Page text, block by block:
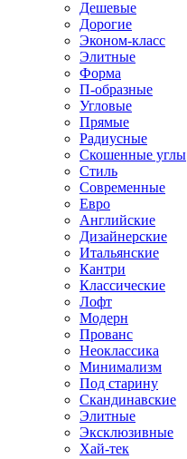
Дешевые
Дорогие
Эконом-класс
Элитные
Форма
П-образные
Угловые
Прямые
Радиусные
Скошенные углы
Стиль
Современные
Евро
Английские
Дизайнерские
Итальянские
Кантри
Классические
Лофт
Модерн
Прованс
Неоклассика
Минимализм
Под старину
Скандинавские
Элитные
Эксклюзивные
Хай-тек